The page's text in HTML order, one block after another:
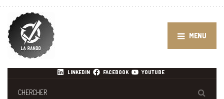
MENU
LINKEDIN FACEBOOK YOUTUBE